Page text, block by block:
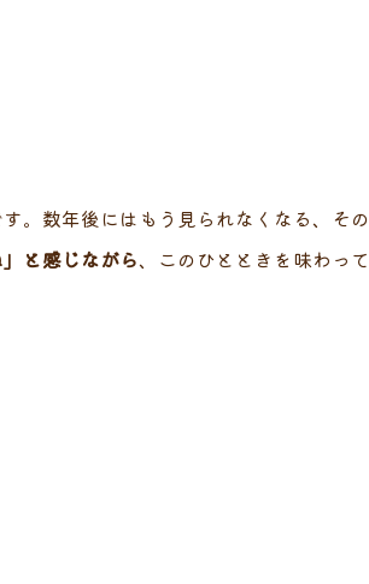
す。数年後にはもう見られなくなる、その
と感じながら、このひとときを味わって